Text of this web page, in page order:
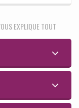
EXPLIQUE TOUT